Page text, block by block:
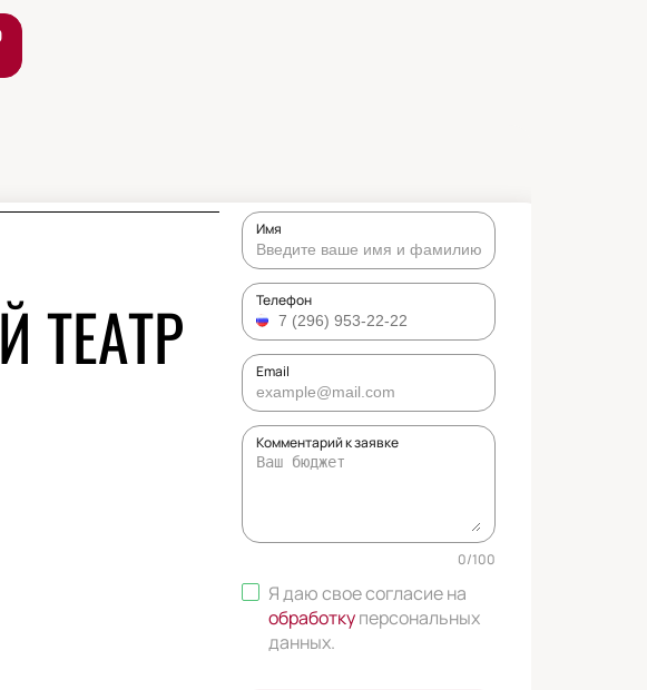
ТЕАТР
Имя
Телефон
Email
Комментарий к заявке
0/100
Я даю свое согласие на
обработкуперсональных
данных.